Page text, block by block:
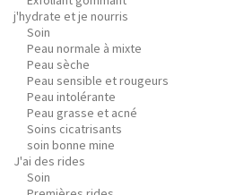
j'hydrate et je nourris
Soin
Peau normale à mixte
Peau sèche
Peau sensible et rougeurs
Peau intolérante
Peau grasse et acné
Soins cicatrisants
soin bonne mine
J'ai des rides
Soin